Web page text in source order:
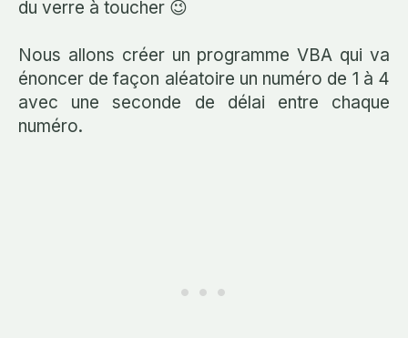
du verre à toucher 😉
Nous allons créer un programme VBA qui va
énoncer de façon aléatoire un numéro de 1 à 4
avec une seconde de délai entre chaque
numéro.